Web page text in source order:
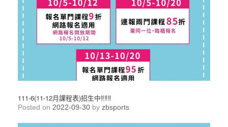
111-6(11-12月課程表)招生中‼️‼️‼️
Posted on 2022-09-30 by zbsports